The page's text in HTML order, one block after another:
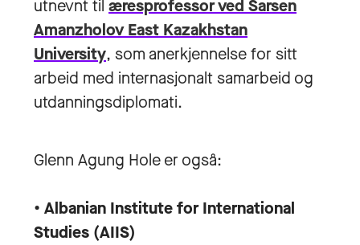
utnevnt til æresprofessor ved Sarsen
Amanzholov East Kazakhstan
University, som anerkjennelse for sitt
arbeid med internasjonalt samarbeid og
utdanningsdiplomati.
Glenn Agung Hole er også:
• Albanian Institute for International
Studies (AIIS)